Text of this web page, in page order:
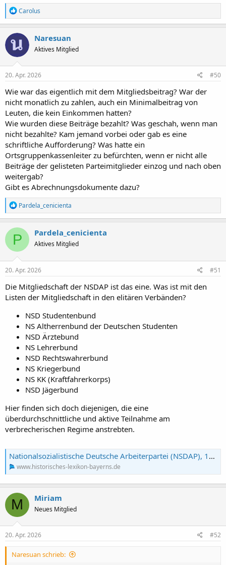
R
e
a
k
t
i
o
n
e
Carolus
Naresuan
Aktives Mitglied
20. Apr. 2026 #50
Wie war das eigentlich mit dem Mitgliedsbeitrag? War der
nicht monatlich zu zahlen, auch ein Minimalbeitrag von
Leuten, die kein Einkommen hatten?
Wie wurden diese Beiträge bezahlt? Was geschah, wenn man
nicht bezahlte? Kam jemand vorbei oder gab es eine
schriftliche Aufforderung? Was hatte ein
Ortsgruppenkassenleiter zu befürchten, wenn er nicht alle
Beiträge der gelisteten Parteimitglieder einzog und nach oben
weitergab?
Gibt es Abrechnungsdokumente dazu?
R
e
a
k
t
o
n
e
:
Pardela_cenicienta
P Pardela_cenicienta
Aktives Mitglied
20. Apr. 2026 #51
Die Mitgliedschaft der NSDAP ist das eine. Was ist mit den
Listen der Mitgliedschaft in den elitären Verbänden?
NSD Studentenbund
NS Altherrenbund der Deutschen Studenten
NSD Ärztebund
NS Lehrerbund
NSD Rechtswahrerbund
NS Kriegerbund
NS KK (Kraftfahrerkorps)
NSD Jägerbund
Hier finden sich doch diejenigen, die eine
überdurchschnittliche und aktive Teilnahme am
verbrecherischen Regime anstrebten.
Nationalsozialistische Deutsche Arbeiterpartei (NSDAP), 1920-1923/1925-1945 – Historisches Lexikon Bayerns
www.historisches-lexikon-bayerns.de
M Miriam
Neues Mitglied
20. Apr. 2026 #52
Naresuan schrieb: